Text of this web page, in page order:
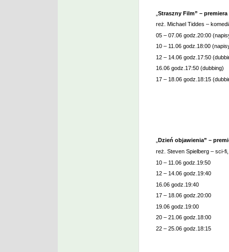
Straszny Film” – premiera
reż. Michael Tiddes –
05 – 07.06 godz.20:00
10 – 11.06 godz.18:00
12 – 14.06 godz.17:50
16.06 godz.17:50 (dubbing)
17 – 18.06 godz.18:15
Dzień objawienia” –
reż. Steven Spielberg – sci-fi,
10 – 11.06 godz.19:50
12 – 14.06 godz.19:40
16.06 godz.19:40
17 – 18.06 godz.20:00
19.06 godz.19:00
20 – 21.06 godz.18:00
22 – 25.06 godz.18:15